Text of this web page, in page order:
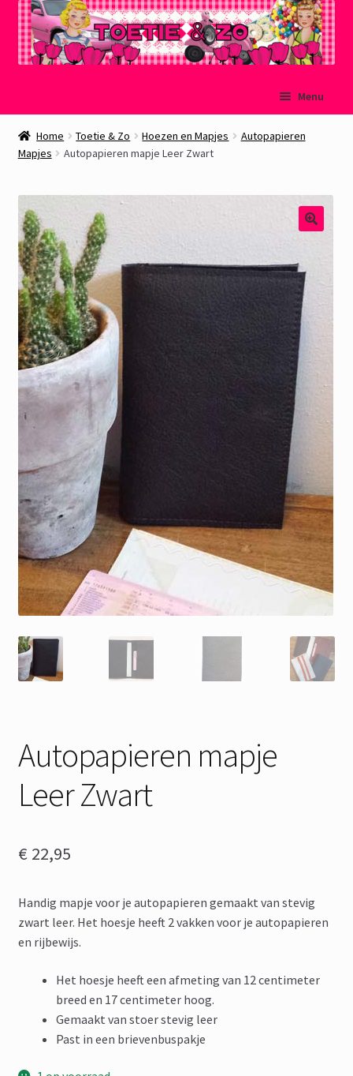
naar
navigatie
de
inhoud
Menu
Welkom
Winkelmand
Afrekenen
Over Toetie & Zo
Gastenboek
Home Toetie & Zo Hoezen en Mapjes
Autopapieren
Mapjes
Autopapieren mapje Leer Zwart
Autopapieren mapje
Leer Zwart
€ 22,95
Handig mapje voor je autopapieren gemaakt van stevig
zwart leer. Het hoesje heeft 2 vakken voor je autopapieren
en rijbewijs.
Het hoesje heeft een afmeting van 12 centimeter
breed en 17 centimeter hoog.
Gemaakt van stoer stevig leer
Past in een brievenbuspakje